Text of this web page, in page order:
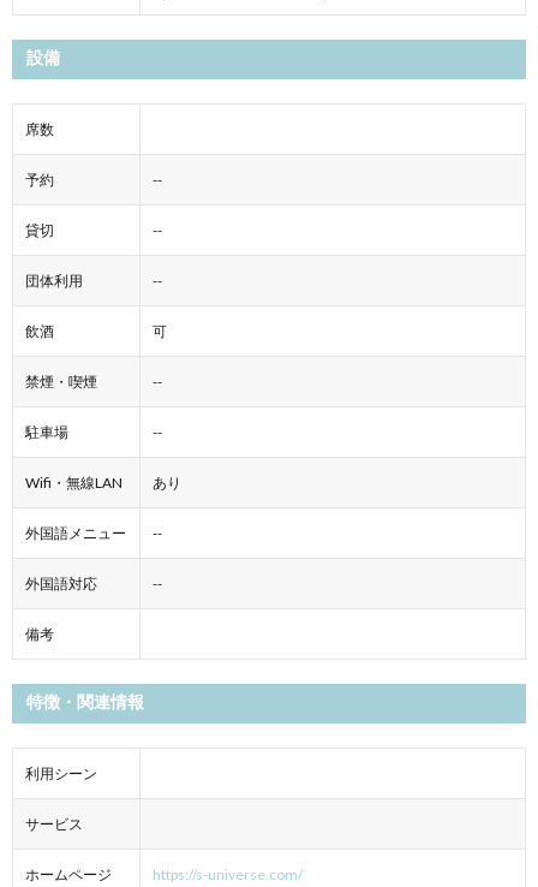
設備
席数
予約 --
貸切 --
団体利用 --
飲酒 可
禁煙・喫煙 --
駐車場 --
Wifi・無線LAN あり
外国語メニュー --
外国語対応 --
備考
特徴・関連情報
利用シーン
サービス
ホームページ https://s-universe.com/